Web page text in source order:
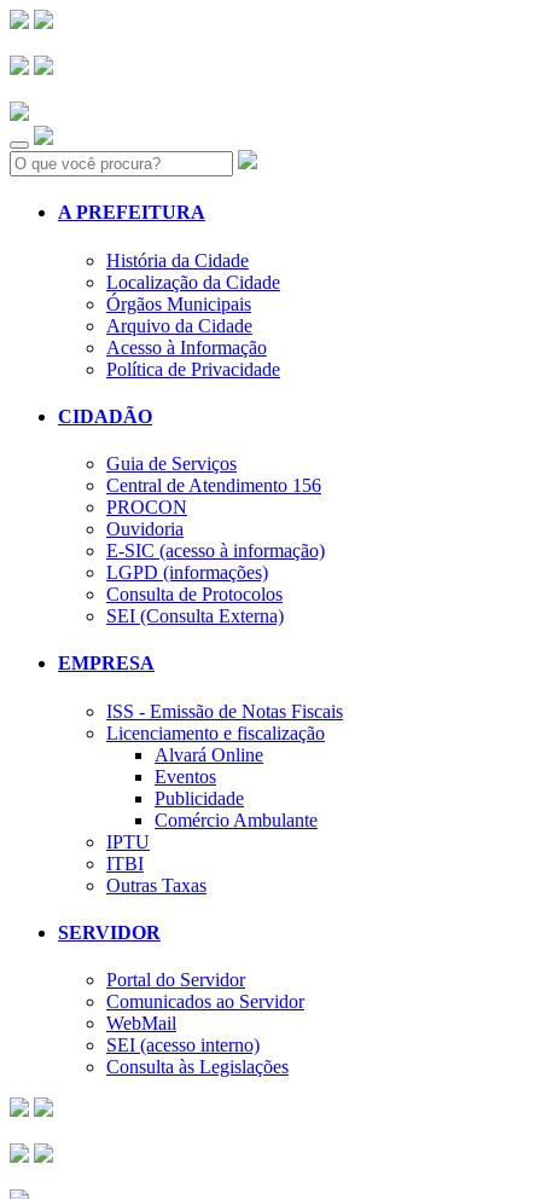
Search:
A PREFEITURA
História da Cidade
Localização da Cidade
Órgãos Municipais
Arquivo da Cidade
Acesso à Informação
Política de Privacidade
CIDADÃO
Guia de Serviços
Central de Atendimento 156
PROCON
Ouvidoria
E-SIC (acesso à informação)
LGPD (informações)
Consulta de Protocolos
SEI (Consulta Externa)
EMPRESA
ISS - Emissão de Notas Fiscais
Licenciamento e fiscalização
Alvará Online
Eventos
Publicidade
Comércio Ambulante
IPTU
ITBI
Outras Taxas
SERVIDOR
Portal do Servidor
Comunicados ao Servidor
WebMail
SEI (acesso interno)
Consulta às Legislações